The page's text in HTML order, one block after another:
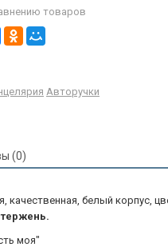
товаров
Авторучки
(0)
качественная, белый корпус,
моя"